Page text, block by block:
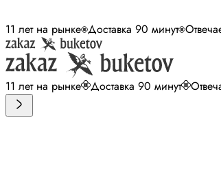
11 лет на рынке Доставка 90 минут
11 лет на рынке Доставка 90 минут